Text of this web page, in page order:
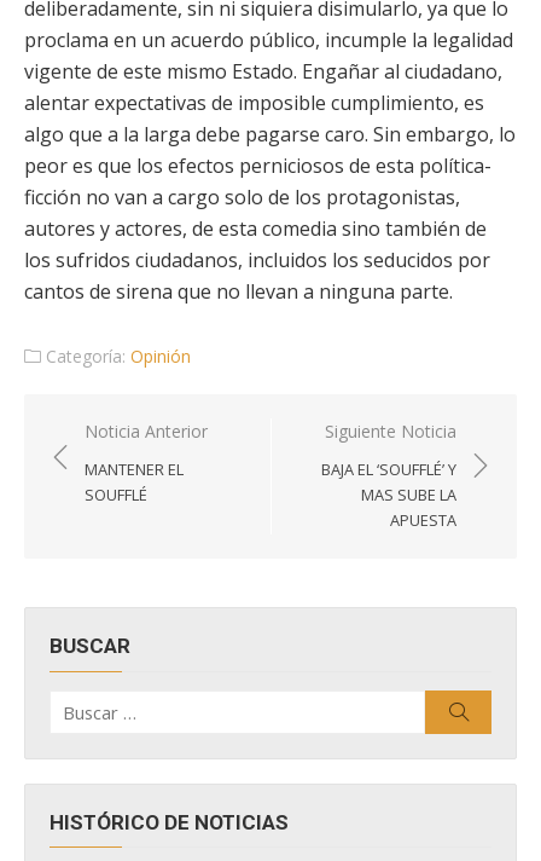
deliberadamente, sin ni siquiera disimularlo, ya que lo
proclama en un acuerdo público, incumple la legalidad
vigente de este mismo Estado. Engañar al ciudadano,
alentar expectativas de imposible cumplimiento, es
algo que a la larga debe pagarse caro. Sin embargo, lo
peor es que los efectos perniciosos de esta política-
ficción no van a cargo solo de los protagonistas,
autores y actores, de esta comedia sino también de
los sufridos ciudadanos, incluidos los seducidos por
cantos de sirena que no llevan a ninguna parte.
Categoría: Opinión
Navegación
de
entradas
Noticia Anterior
MANTENER EL
SOUFFLÉ
Siguiente Noticia
BAJA EL ‘SOUFFLÉ’ Y
MAS SUBE LA
APUESTA
BUSCAR
por:
HISTÓRICO DE NOTICIAS